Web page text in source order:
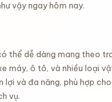
vậy ngay hôm nay.
thể dễ dàng mang theo
máy, ô tô, và nhiều loại
và đa năng, phù hợp
vụ.